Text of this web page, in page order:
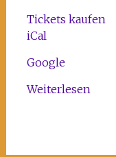
Tickets kaufen
iCal
Google
Weiterlesen